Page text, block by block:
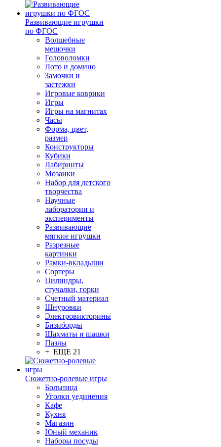
Развивающие игрушки
по ФГОС
Волшебные
мешочки
Головоломки
Лото и домино
Замочки и
застежки
Игровые коврики
Игры
Игры на магнитах
Часы
Форма, цвет,
размер
Конструкторы
Кубики
Лабиринты
Мозаики
Набор для детского
творчества
Научные
лаборатории и
эксперименты
Развивающие
мягкие игрушки
Разрезные
картинки
Рамки-вкладыши
Сортеры
Цилиндры,
стучалки, горки
Счетный материал
Шнуровки
Электровикторины
Бизиборды
Шахматы и шашки
Пазлы
+ ЕЩЕ 21
Сюжетно-ролевые игры
Больница
Уголки уединения
Кафе
Кухня
Магазин
Юный механик
Наборы посуды